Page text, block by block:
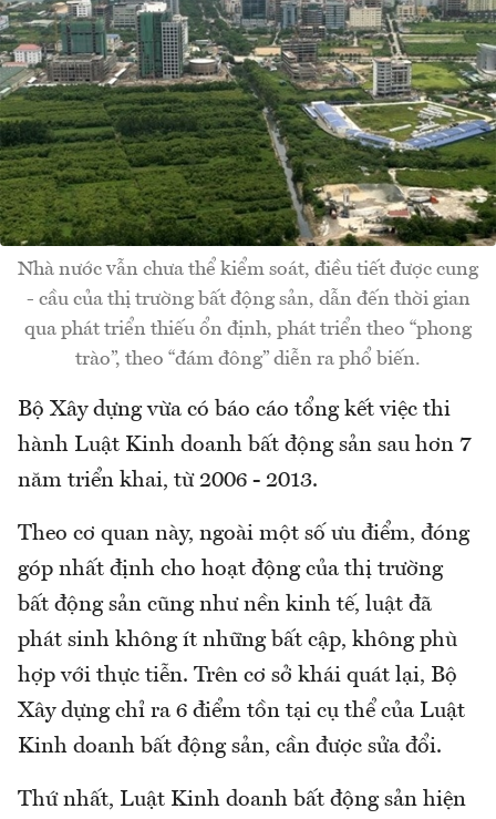
Nhà nước vẫn chưa thể kiểm soát, điều tiết được cung
- cầu của thị trường bất động sản, dẫn đến thời gian
qua phát triển thiếu ổn định, phát triển theo “phong
trào”, theo “đám đông” diễn ra phổ biến.
Bộ Xây dựng vừa có báo cáo tổng kết việc thi
hành Luật Kinh doanh bất động sản sau hơn 7
năm triển khai, từ 2006 - 2013.
Theo cơ quan này, ngoài một số ưu điểm, đóng
góp nhất định cho hoạt động của thị trường
bất động sản cũng như nền kinh tế, luật đã
phát sinh không ít những bất cập, không phù
hợp với thực tiễn. Trên cơ sở khái quát lại, Bộ
Xây dựng chỉ ra 6 điểm tồn tại cụ thể của Luật
Kinh doanh bất động sản, cần được sửa đổi.
Thứ nhất, Luật Kinh doanh bất động sản hiện